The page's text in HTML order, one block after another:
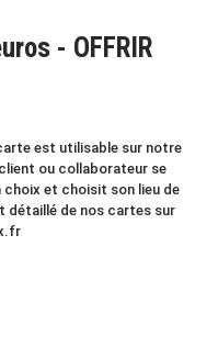
- OFFRIR
est utilisable sur notre
ou collaborateur se
et choisit son lieu de
détaillé de nos cartes sur